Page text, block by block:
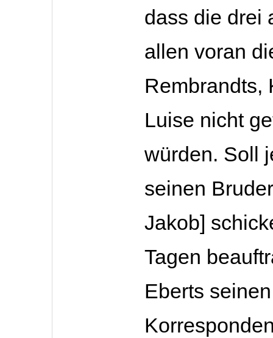
dass die drei
allen voran
Rembrandts,
Luise nicht
würden. Soll
seinen
Jakob]
Tagen
Eberts seinen